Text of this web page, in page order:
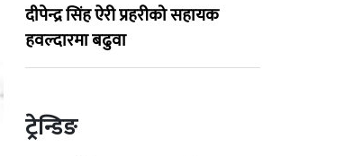
दीपेन्द्र सिंह ऐरी प्रहरीको सहायक
हवल्दारमा बढुवा
ट्रेन्डिङ